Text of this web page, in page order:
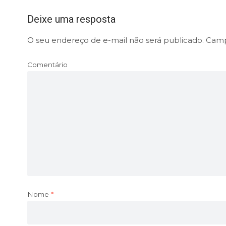
Deixe uma resposta
O seu endereço de e-mail não será publicado.
Comentário
Nome *